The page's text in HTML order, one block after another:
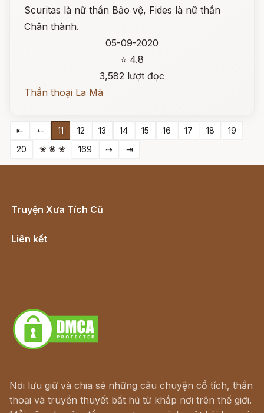
Scuritas là nữ thần Bảo vệ, Fides là nữ thần
Chân thành.
05-09-2020
⭐ 4.8
3,582 lượt đọc
Thần thoại La Mã
⇤ ⇠ 11 12 13 14 15 16 17 18
19
20
❀ ❀ ❀ 169 ⇢ ⇥
Truyện Xưa Tích Cũ
Liên kết
Nơi lưu giữ và chia sẻ những câu chuyện cổ tích, thần
thoại và truyền thuyết bất hủ từ khắp nơi trên thế giới.